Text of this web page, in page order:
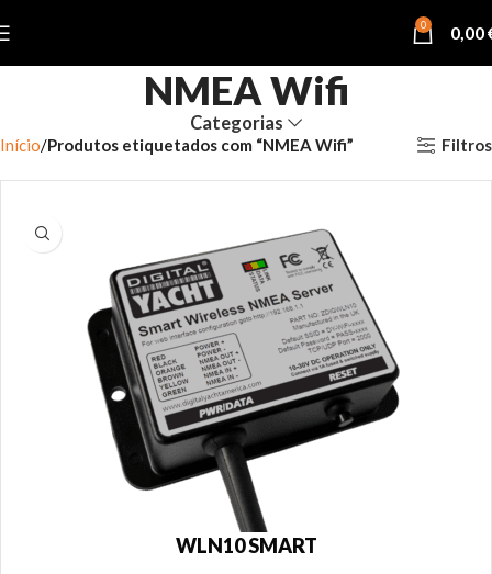
0 0,00
NMEA Wifi
Categorias
Início Produtos etiquetados com “NMEA Wifi” Filtros
WLN10 SMART